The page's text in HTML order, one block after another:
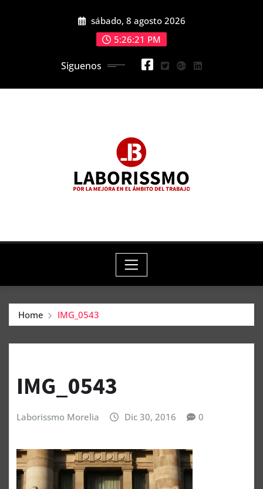
sábado, 8 agosto 2026
5:26:22 PM
Siguenos
Home IMG_0543
IMG_0543
Laborissmo Morelia Dic 30, 2016 0